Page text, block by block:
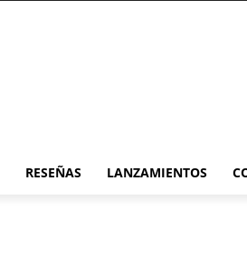
RESEÑAS LANZAMIENTOS